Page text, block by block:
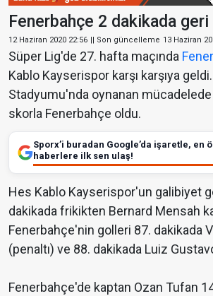
Fenerbahçe 2 dakikada geri
12 Haziran 2020 22:56 || Son güncelleme 13 Haziran
Süper Lig'de 27. hafta maçında
Kablo Kayserispor karşı karşıya
Stadyumu'nda oynanan
skorla Fenerbahçe oldu.
Sporx’i buradan Google’da işaretle, en
haberlere ilk sen ulaş!
Hes Kablo Kayserispor'un galibiyet
dakikada frikikten Bernard Mensah
Fenerbahçe'nin golleri 87. dakikada
(penaltı) ve 88. dakikada Luiz
Fenerbahçe'de kaptan Ozan Tufan